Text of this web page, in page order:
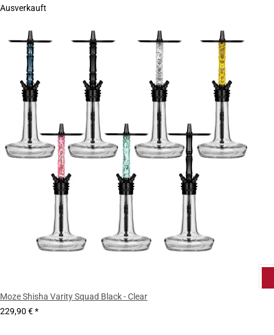
Ausverkauft
Moze Shisha Varity Squad Black - Clear
229,90 €*